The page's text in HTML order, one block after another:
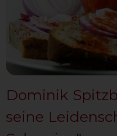
Dominik
seine